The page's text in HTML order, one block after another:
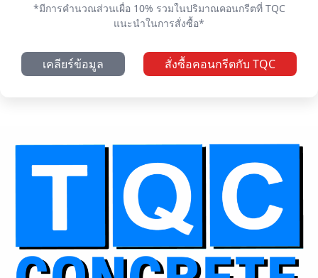
*มีการคำนวณส่วนเผื่อ 10% รวมในปริมาณคอนกรีตที่ TQC
แนะนำในการสั่งซื้อ*
เคลียร์ข้อมูล สั่งซื้อคอนกรีตกับ TQC